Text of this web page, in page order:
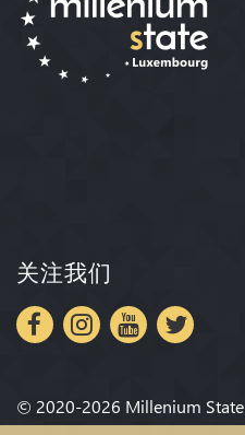
关注我们
© 2020-2026 Millenium State